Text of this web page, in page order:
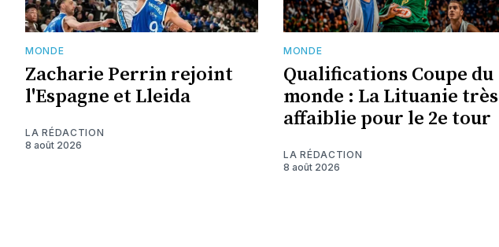
MONDE
Zacharie Perrin rejoint
l'Espagne et Lleida
LA RÉDACTION
8 août 2026
MONDE
Qualifications Coupe du
monde : La Lituanie très
affaiblie pour le 2e tour
LA RÉDACTION
8 août 2026